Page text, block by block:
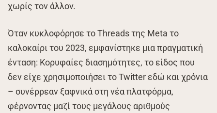
χωρίς τον άλλον.
Όταν κυκλοφόρησε το Threads της Meta το
καλοκαίρι του 2023, εμφανίστηκε μια πραγματική
ένταση: Κορυφαίες διασημότητες, το είδος που
δεν είχε χρησιμοποιήσει το Twitter εδώ και χρόνια
– συνέρρεαν ξαφνικά στη νέα πλατφόρμα,
φέρνοντας μαζί τους μεγάλους αριθμούς